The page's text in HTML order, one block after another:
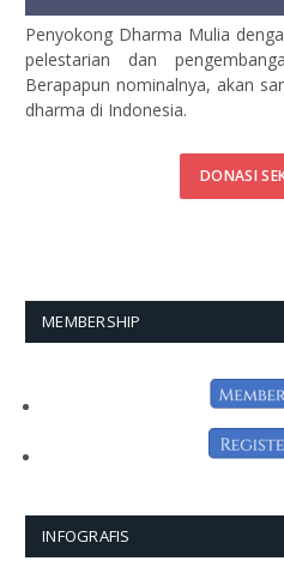
Penyokong Dharma Mulia
pelestarian dan
Berapapun nominalnya, akan
dharma di Indonesia.
DONASI
MEMBERSHIP
INFOGRAFIS